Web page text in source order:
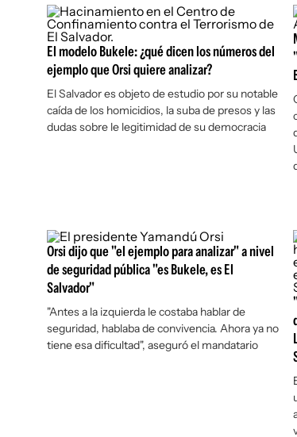
El modelo Bukele: ¿qué dicen los números del
ejemplo que Orsi quiere analizar?
El Salvador es objeto de estudio por su notable
caída de los homicidios, la suba de presos y las
dudas sobre le legitimidad de su democracia
Orsi dijo que "el ejemplo para analizar" a nivel
de seguridad pública "es Bukele, es El
Salvador"
"Antes a la izquierda le costaba hablar de
seguridad, hablaba de convivencia. Ahora ya no
tiene esa dificultad", aseguró el mandatario